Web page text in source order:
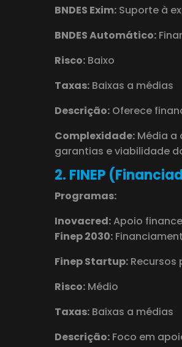
BNDES Exim: Suporte à
BNDES Automático:
Risco: Baixo
Taxas: Baixas a médias
Descrição: Oferece
Complexidade: Média a
garantias e viabilidade
2. FINEP
Programas:
Inovacred:Apoio
Finep 2030:
Finep Startup:
Risco: Médio
Taxas: Baixas a médias
Descrição: Foco em